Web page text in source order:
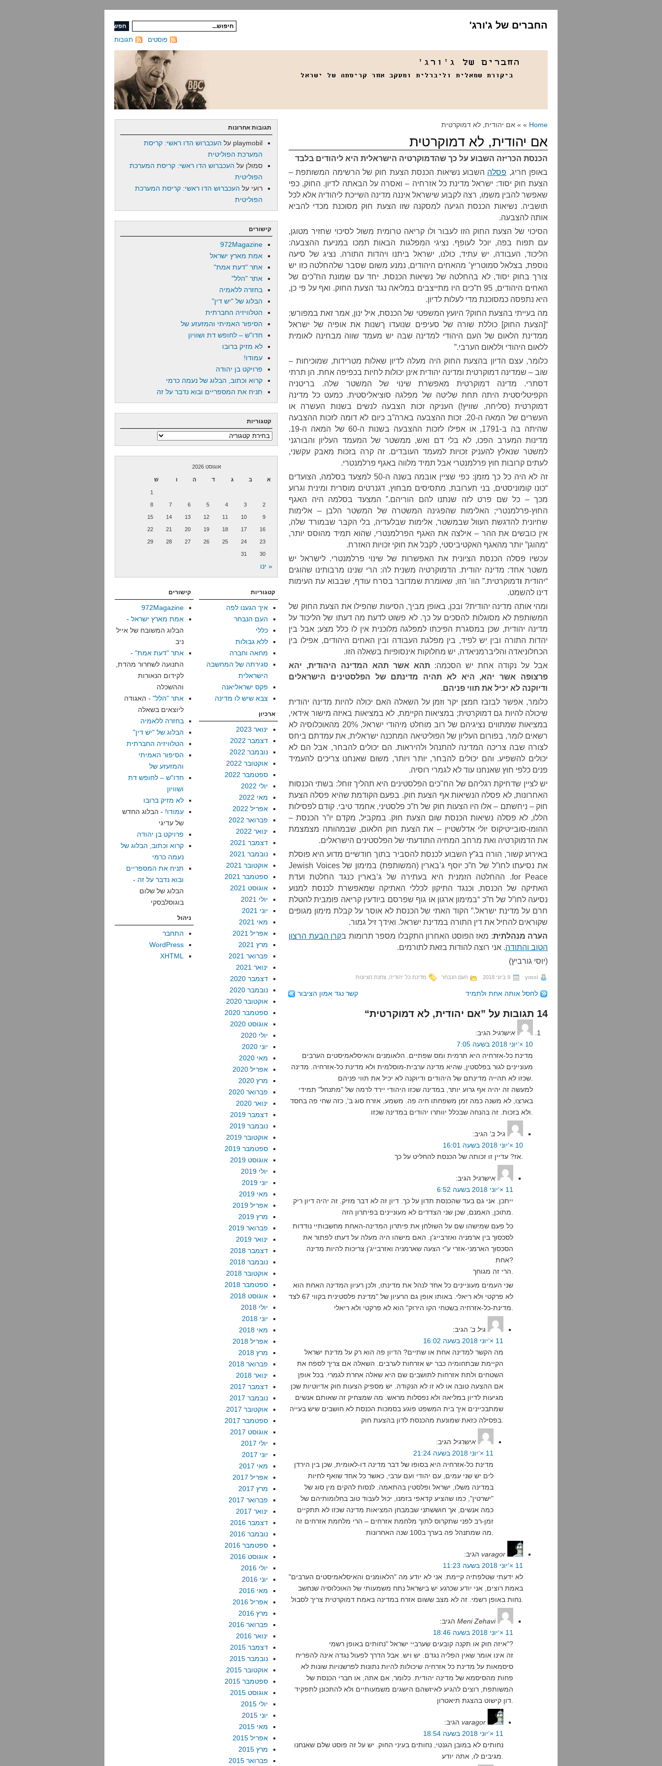
החברים של ג'ורג'
תגובות פוסטים
Home » » אם יהודית, לא דמוקרטית
אם יהודית, לא דמוקרטית
הכנסת הכריזה השבוע על כך שהדמוקרטיה הישראלית היא ליהודים בלבד
באופן חריג, פסלה השבוע נשיאות הכנסת הצעת חוק של הרשימה המשותפת –
הצעת חוק יסוד: ישראל מדינת כל אזרחיה – ואסרה על הבאתה לדיון. החוק, כפי
שאפשר להבין משמו, רצה לקבוע שישראל איננה מדינה השייכת ליהודיה אלא לכל
תושביה. נשיאות הכנסת הגיעה למסקנה שזו הצעת חוק מסוכנת מכדי להביא
אותה להצבעה.
הסיכוי של הצעת החוק הזו לעבור ולו קריאה טרומית משול לסיכוי שחזיר מטוגן,
עם תפוח בפה, יוכל לעופף. נציגי המפלגות הבאות תמכו במניעת ההצבעה:
הליכוד, העבודה, יש עתיד, כולנו, ישראל ביתנו ויהדות התורה. נציג של סיעה
נוספת, בצלאל סמוטריץ’ מהאחים היהודים, נמנע משום שסבר שלהחלטה כזו יש
צורך בחוק יסוד, לא בהחלטה של נשיאות הכנסת. יחד עם שמונת הח”כים של
האחים היהודים, 95 ח”כים היו מתייצבים במליאה נגד הצעת החוק. ואף על פי כן,
היא נתפסה כמסוכנת מדי לעלות לדיון.
מה בעייתי בהצעת החוק? היועץ המשפטי של הכנסת, איל ינון, אמר זאת במפורש:
“[הצעת החוק] כוללת שורה של סעיפים שנועדו ךשנות את אופיה של ישראל
ממדינת הלאום של העם היהודי למדינה שבה יש מעמד שווה מבחינה לאומית
ללאום היהודי וללאום הערבי.”
כלומר, עצם הדיון בהצעת החוק היה מעלה לדיון שאלות מטרידות, שמוכיחות –
שוב – שמדינה דמוקרטית ומדינה יהודית אינן יכולות לחיות בכפיפה אחת. הן תרתי
דסתרי. מדינה דמוקרטית מאפשרת שינוי של המשטר שלה. בריטניה
הקפיטליסטית היתה תחת שליטה של מפלגה סוציאליסטית. כמעט כל מדינה
דמוקרטית (סליחה, שוויץ!) העניקה זכות הצבעה לנשים בשנות העשרה או
העשרים של המאה ה-20. זכות ההצבעה בארה”ב כיום לא דומה לזכות ההצבעה
שהיתה בה ב-1791, או אפילו לזכות ההצבעה בשנות ה-60 של המאה ה-19.
מדינות המערב הפכו, לא בלי דם ואש, ממשטר של המעמד העליון והבורגני
למשטר שנאלץ להעניק זכויות למעמד העובדים. זה קרה בזכות מאבק עקשני,
לעתים קרובות חוץ פרלמנטרי אבל תמיד מלווה באגף פרלמנטרי.
זה לא היה כל כך מזמן: כפי שציין אובמה בשנה ה-50 למצעד בסלמה, הצועדים
“כונו קומוניסטים, בני תערובת, מתסיסים מבחוץ, דגנרטים מוסרית ומינית וגרוע
מכך – כל שם פרט לזה שנתנו להם הוריהם.” המצעד בסלמה היה האגף
החוץ-פרלמנטרי; האלימות שהפגינה המשטרה של המשטר הלבן – אלימות
שחיונית להדגשת העוול שבמשטר, אלימות שבלעדיה, בלי הקבר שבמורד שלה,
אין כובשים את ההר – אילצה את האגף הפרלמנטרי, שהוא תמיד מהוסס יותר,
“מהוגן” יותר מהאגף האקטיביסטי, לקבל את חוקי זכויות האזרח.
עכשיו פסלה הכנסת הציונית את האפשרות של שינוי פרלמנטרי. לישראל יש
משטר אחד: מדינה יהודית. הדמוקרטיה משנית לה: הרי שנינו מרבותינו שהוגים
“יהודית ודמוקרטית.” הוו’ הזו, שאומרת שמדובר בסרח עודף, שבבוא עת העימות
דינו להשמט.
ומהי אותה מדינה יהודית? ובכן, באופן מביך, הסיעות שהפילו את הצעת החוק של
המשותפת לא מסוגלות להסכים על כך. לא פשוט לדעת מה דעתו של הליכוד על
מדינה יהודית, שכן במסגרת הפיכתו למפלגה מלוכנית אין לו כלל מצע; אבל בין
יהדות התורה ובין יש לפיד, בין מפלגת העבודה ובין האחים היהודים, אפילו בין
הכחלוניאדה והליברמניאדה, יש מחלוקות אינסופיות בשאלה הזו.
אבל על נקודה אחת יש הסכמה: תהא אשר תהא המדינה היהודית, יהא
פרצופה אשר יהא, היא לא תהיה מדינתם של הפלסטינים הישראלים
ודיוקנה לא יכיל את תווי פניהם.
כלומר, אפשר לבזבז חמצן יקר וזמן על השאלה האם יכולה להיות מדינה יהודית
שיכולה להיות גם דמוקרטית; במציאות הקיימת, לא במציאות באיזה מישור אידאי,
במציאות שמתווים נציגיהם של רוב מוחלט מיהודי ישראל, 20% מהאוכלוסיה לא
רשאים לומר, בפורום העליון של הפוליטיאה המתכנה ישראלית, את עמדתם ביחס
לצורה שבה צריכה המדינה להתנהל ולהיראות. הם יכולים להבחר, אבל הם לא
יכולים להשפיע. והם יכולים להבחר, יותר ויותר, משום שאנחנו צריכים להעמיד
פנים כלפי חוץ שאנחנו עוד לא לגמרי רוסיה.
יש לציין שדחיקת רגליהם של הח"כים הפלסטינים היא תהליך זוחל: בשתי הכנסות
האחרונות, לא פסלה הנשיאות אף הצעת חוק. בפעם הקודמת שהיא פסלה הצעת
חוק – ניחשתם – אלו היו הצעות חוק של ח”כ פלסטיני, אחמד טיבי. קודם לפסילות
הללו, לא פסלה נשיאות הכנסת שום הצעת חוק. במקביל, מקדם יו”ר הכנסת –
ההומו-סובייטיקוס יולי אדלשטיין – את הצעת חוק הלאום, שבמהותה מצמצמת
את הדמוקרטיה ואת מרחב המחיה התודעתי של הפלסטינים הישראלים.
באירוע קשור, הורה בג”ץ השבוע לכנסת להסביר בתוך חודשיים מדוע היא פוסלת
את נסיעתו לחו”ל של ח”כ יוסף ג’בארין (המשותפת) במימון של Jewish Voices
for Peace. ההחלטה הזמנית היא בעתירה של ג’בארין כנגד החלטת ועדת
האתיקה של הכנסת, וכנגד התיקון לכללי האתיקה שמאפשרת לכנסת למנוע
נסיעה לחו”ל של ח”כ “במימון ארגון או גוף שפרסם ביודעין קריאה פומבית להטלת
חרם על מדינת ישראל.” הקוד האתי של הכנסת לא אוסר על קבלת מימון מגופים
שקוראים להחיל את דין התורה במדינת ישראל. ואידך זיל גמור.
הערה מנהלתית: מאז הפוסט האחרון התקבלו מספר תרומות בקרן הבעת הרצון
הטוב והתודה. אני רוצה להודות בזאת לתורמים.
(יוסי גורביץ)
yossi 9 ביוני 2018 העם הנבחר מדינת כל יהודיה צחנת הציונות
לחסל אותה אחת ולתמיד קשר נגד אמון הציבור
14 תגובות על ”אם יהודית, לא דמוקרטית“
אישרגיל הגיב:
10 ×‘יוני 2018 בשעה 7:05
מדינת כל-אזרחיה היא תרמית ומס שפתיים. הלאומנים והאיסלאמיסטים הערבים
מעוניינים לגור בפלסטין, שהיא מדינה ערבית-מוסלמית ולא מדינת כל-אזרחיה. מדינה
למעשה זה יהיה אף גרוע יותר, במדינה שכזו היהודי יירד לרמה של "מתנחל" תמידי
בארצו, לא משנה כמה זמן משפחתו חיה פה. משמע, אזרח סוג ב', כזה שחי פה בחסד
גיל ב' הגיב:
10 ×‘יוני 2018 בשעה 16:01
אישרגיל הגיב:
11 ×‘יוני 2018 בשעה 6:52
ייתכן. אני גם בעד שהכנסת תדון על כך. דיון זה לא דבר מזיק. זה יהיה דיון ריק
כל פעם שמישהו שם על השולחן את פיתרון המדינה-האחת מחשבותיי נודדות
לסכסוך בין ארמניה ואזרבייג'ן. האם מישהו היה מעלה על דעתו לפתור את
הסכסוך הארמני-אזרי ע"י הצעה שארמניה ואזרבייג'ן צריכות להיות מדינה
אחת?
שני העמים מעוניינים כל אחד לנהל את מדינתו, ולכן רעיון המדינה האחת הוא
לא פרקטי ולא ריאלי. באותו אופן גם הרעיון של "מדינת פלסטינית בקווי 67 לצד
גיל ב' הגיב:
11 ×‘יוני 2018 בשעה 16:02
מה הקשר למדינה אחת או שתיים? הדיון פה הוא רק על מדינת ישראל
הקיימת שבתחומיה כבר יש אזרחות לערבים. השאלה אם צריך לספח את
השטחים ולתת אזרחות לתושבים שם היא שאלה אחרת לגמרי. בכל אופן
אם ההצעה טובה או לא זו לא הנקודה. יש מספיק הצעות חוק אדיוטיות שכן
מגיעות לדיון במליאה ולא נפסלות מראש. מה שמצחיק זה שאותם אנשים
שמתבכיינים איך בית המשפט פוגע בסמכות הכנסת לא חושבים שיש בעייה
אישרגיל הגיב:
11 ×‘יוני 2018 בשעה 21:24
מדינת כל-אזרחיה היא בסופו של דבר מדינה דו-לאומית, שכן בין הירדן
לים יש שני עמים, עם יהודי ועם ערבי, כאשר כל אחד שואף לחיות
במדינה משלו, ישראל ופלסטין בהתאמה. לנסות להקים מין סוג של
"ישרטין", כמו שהציע קדאפי בזמנו, יכול לעבוד טוב בחלומותיהם של
כמה אנשים, אך חוששתני שבמבחן המציאות מדינה שכזו לא תתקיים
זמן-רב לפני שתקרוס לתוך מלחמת אזרחים – הרי מלחמת אזרחים זה
varagor הגיב:
11 ×‘יוני 2018 בשעה 11:23
לא ידעתי שטלפתיה קיימת. אני לא יודע מה "הלאומנים והאיסלאמיסטים הערבים"
באמת רוצים, אני יודע שכרגע יש בישראל נתח משמעותי של האוכלוסיה שנחשב
Meni Zehavi הגיב:
11 ×‘יוני 2018 בשעה 18:46
איזה חוק או תקנה קובעים שערביי ישראל "נחותים באופן רשמי"?
זה אינו אומר שאין הפליה נגדם. יש ויש. אבל הדרך לפעול נגדה אינה להפריח
סיסמאות על מדינת כל אזרחיה שיכולות להיות נתונות לפרשנויות שונות לא
פחות מהסיסמא של מדינה יהודית. כלומר, אם אתה, או חברי הכנסת של
המשותפת, רוצים להגיע לאיזשהם הישגים משמעותיים ולא להתכונן לתפקיד
varagor הגיב:
11 ×‘יוני 2018 בשעה 18:54
נחותים לא במובן הגנטי, נחותים בעיני החוק. יש על זה פוסט שלם שאנחנו
תגובות אחרונות
playmobil על העכברוש הדו ראשי: קריסת
המערכת הפוליטית
סמולן על העכברוש הדו ראשי: קריסת המערכת
הפוליטית
רועי על העכברוש הדו ראשי: קריסת המערכת
הפוליטית
קישורים
972Magazine
אמת מארץ ישראל
אתר "דעת אמת"
אתר "הלל"
בחזרה ללאמיה
הבלוג של "יש דין"
הטלוויזיה החברתית
הסיפור האמיתי והמזעזע של
חדו"ש – לחופש דת ושוויון
לא מזיק ברובו
עמודו!
פרויקט בן יהודה
קרוא וכתוב, הבלוג של נעמה כרמי
תניח את המספריים ובוא נדבר על זה
קטגוריות
קטגוריות
אוגוסט 2026
א ב ג ד ה ו ש
1
2
3
4
5
6
7
8
9
10
11
12
13
14
15
16
17
18
19
20
21
22
23
24
25
26
27
28
29
30
31
« ינו
קטגוריות
איך הגענו לפה
העם הנבחר
כללי
ללא גבולות
מחאה וחברה
סגירתה של המחשבה
הישראלית
פקס ישראליאנה
צבא שיש לו מדינה
ארכיון
ינואר 2023
דצמבר 2022
נובמבר 2022
אוקטובר 2022
ספטמבר 2022
יולי 2022
מאי 2022
אפריל 2022
פברואר 2022
ינואר 2022
דצמבר 2021
נובמבר 2021
אוקטובר 2021
ספטמבר 2021
אוגוסט 2021
יולי 2021
יוני 2021
מאי 2021
אפריל 2021
מרץ 2021
פברואר 2021
ינואר 2021
דצמבר 2020
נובמבר 2020
אוקטובר 2020
ספטמבר 2020
אוגוסט 2020
יולי 2020
יוני 2020
מאי 2020
אפריל 2020
מרץ 2020
פברואר 2020
ינואר 2020
דצמבר 2019
נובמבר 2019
אוקטובר 2019
ספטמבר 2019
אוגוסט 2019
יולי 2019
יוני 2019
מאי 2019
אפריל 2019
מרץ 2019
פברואר 2019
ינואר 2019
דצמבר 2018
נובמבר 2018
אוקטובר 2018
ספטמבר 2018
אוגוסט 2018
יולי 2018
יוני 2018
מאי 2018
אפריל 2018
מרץ 2018
פברואר 2018
ינואר 2018
דצמבר 2017
נובמבר 2017
אוקטובר 2017
ספטמבר 2017
אוגוסט 2017
יולי 2017
יוני 2017
מאי 2017
אפריל 2017
מרץ 2017
פברואר 2017
ינואר 2017
דצמבר 2016
נובמבר 2016
ספטמבר 2016
אוגוסט 2016
יולי 2016
יוני 2016
מאי 2016
אפריל 2016
מרץ 2016
פברואר 2016
ינואר 2016
דצמבר 2015
נובמבר 2015
אוקטובר 2015
ספטמבר 2015
אוגוסט 2015
יולי 2015
יוני 2015
מאי 2015
אפריל 2015
מרץ 2015
פברואר 2015
קישורים
972Magazine
אמת מארץ ישראל -
הבלוג המשובח של אייל
ניב
אתר "דעת אמת" -
התנועה לשחרור מהדת,
לקידום הנאורות
וההשכלה
אתר "הלל" - האגודה
ליוצאים בשאלה
בחזרה ללאמיה
הבלוג של "יש דין"
הטלוויזיה החברתית
הסיפור האמיתי
והמזעזע של
חדו"ש – לחופש דת
ושוויון
לא מזיק ברובו
עמודו! - הבלוג החדש
של עדיגי
פרויקט בן יהודה
קרוא וכתוב, הבלוג של
נעמה כרמי
תניח את המספריים
ובוא נדבר על זה -
הבלוג של שלום
בוגוסלבסקי
ניהול
התחבר
WordPress
XHTML